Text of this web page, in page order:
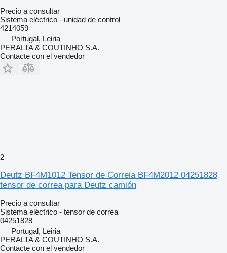
Precio a consultar
Sistema eléctrico - unidad de control
4214059
Portugal, Leiria
PERALTA & COUTINHO S.A.
Contacte con el vendedor
2
Deutz BF4M1012 Tensor de Correia BF4M2012 04251828
tensor de correa para Deutz camión
Precio a consultar
Sistema eléctrico - tensor de correa
04251828
Portugal, Leiria
PERALTA & COUTINHO S.A.
Contacte con el vendedor